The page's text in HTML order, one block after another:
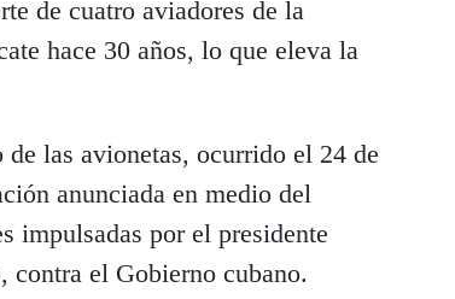
de cuatro aviadores de la
hace 30 años, lo que eleva la
las avionetas, ocurrido el 24 de
anunciada en medio del
impulsadas por el presidente
contra el Gobierno cubano.